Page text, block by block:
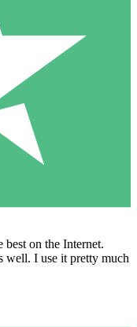
on the Internet.
well. I use it pretty much